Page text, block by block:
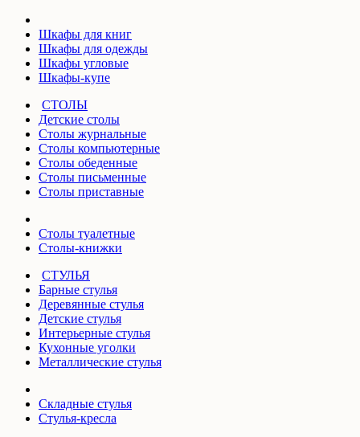
Шкафы для книг
Шкафы для одежды
Шкафы угловые
Шкафы-купе
СТОЛЫ
Детские столы
Столы журнальные
Столы компьютерные
Столы обеденные
Столы письменные
Столы приставные
Столы туалетные
Столы-книжки
СТУЛЬЯ
Барные стулья
Деревянные стулья
Детские стулья
Интерьерные стулья
Кухонные уголки
Металлические стулья
Складные стулья
Стулья-кресла